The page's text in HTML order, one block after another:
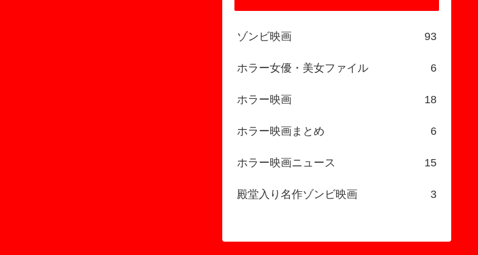
ゾンビ映画 93
ホラー女優・美女ファイル 6
ホラー映画 18
ホラー映画まとめ 6
ホラー映画ニュース 15
殿堂入り名作ゾンビ映画 3